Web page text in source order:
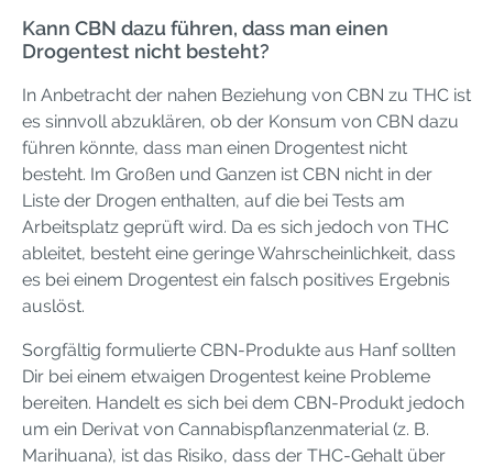
Kann CBN dazu führen, dass man einen
Drogentest nicht besteht?
In Anbetracht der nahen Beziehung von CBN zu THC ist
es sinnvoll abzuklären, ob der Konsum von CBN dazu
führen könnte, dass man einen Drogentest nicht
besteht. Im Großen und Ganzen ist CBN nicht in der
Liste der Drogen enthalten, auf die bei Tests am
Arbeitsplatz geprüft wird. Da es sich jedoch von THC
ableitet, besteht eine geringe Wahrscheinlichkeit, dass
es bei einem Drogentest ein falsch positives Ergebnis
auslöst.
Sorgfältig formulierte CBN-Produkte aus Hanf sollten
Dir bei einem etwaigen Drogentest keine Probleme
bereiten. Handelt es sich bei dem CBN-Produkt jedoch
um ein Derivat von Cannabispflanzenmaterial (z. B.
Marihuana), ist das Risiko, dass der THC-Gehalt über